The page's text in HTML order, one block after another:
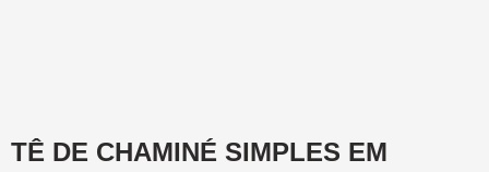
TÊ DE CHAMINÉ SIMPLES EM